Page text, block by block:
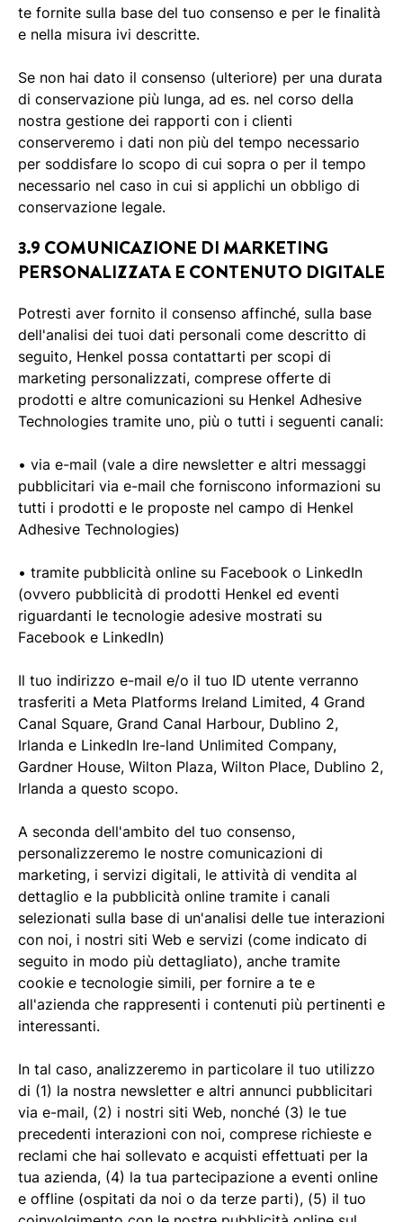
te fornite sulla base del tuo consenso e per le finalità
e nella misura ivi descritte.
Se non hai dato il consenso (ulteriore) per una durata
di conservazione più lunga, ad es. nel corso della
nostra gestione dei rapporti con i clienti
conserveremo i dati non più del tempo necessario
per soddisfare lo scopo di cui sopra o per il tempo
necessario nel caso in cui si applichi un obbligo di
conservazione legale.
3.9 COMUNICAZIONE DI MARKETING
PERSONALIZZATA E CONTENUTO DIGITALE
Potresti aver fornito il consenso affinché, sulla base
dell'analisi dei tuoi dati personali come descritto di
seguito, Henkel possa contattarti per scopi di
marketing personalizzati, comprese offerte di
prodotti e altre comunicazioni su Henkel Adhesive
Technologies tramite uno, più o tutti i seguenti canali:
• via e-mail (vale a dire newsletter e altri messaggi
pubblicitari via e-mail che forniscono informazioni su
tutti i prodotti e le proposte nel campo di Henkel
Adhesive Technologies)
• tramite pubblicità online su Facebook o LinkedIn
(ovvero pubblicità di prodotti Henkel ed eventi
riguardanti le tecnologie adesive mostrati su
Facebook e LinkedIn)
Il tuo indirizzo e-mail e/o il tuo ID utente verranno
trasferiti a Meta Platforms Ireland Limited, 4 Grand
Canal Square, Grand Canal Harbour, Dublino 2,
Irlanda e LinkedIn Ire-land Unlimited Company,
Gardner House, Wilton Plaza, Wilton Place, Dublino 2,
Irlanda a questo scopo.
A seconda dell'ambito del tuo consenso,
personalizzeremo le nostre comunicazioni di
marketing, i servizi digitali, le attività di vendita al
dettaglio e la pubblicità online tramite i canali
selezionati sulla base di un'analisi delle tue interazioni
con noi, i nostri siti Web e servizi (come indicato di
seguito in modo più dettagliato), anche tramite
cookie e tecnologie simili, per fornire a te e
all'azienda che rappresenti i contenuti più pertinenti e
interessanti.
In tal caso, analizzeremo in particolare il tuo utilizzo
di (1) la nostra newsletter e altri annunci pubblicitari
via e-mail, (2) i nostri siti Web, nonché (3) le tue
precedenti interazioni con noi, comprese richieste e
reclami che hai sollevato e acquisti effettuati per la
tua azienda, (4) la tua partecipazione a eventi online
e offline (ospitati da noi o da terze parti), (5) il tuo